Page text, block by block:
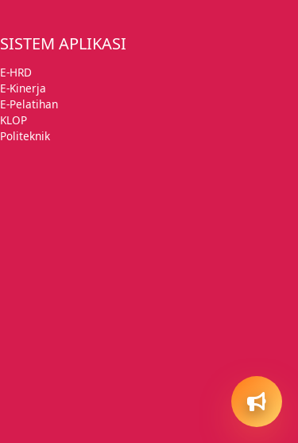
SISTEM APLIKASI
E-HRD
E-Kinerja
E-Pelatihan
KLOP
Politeknik